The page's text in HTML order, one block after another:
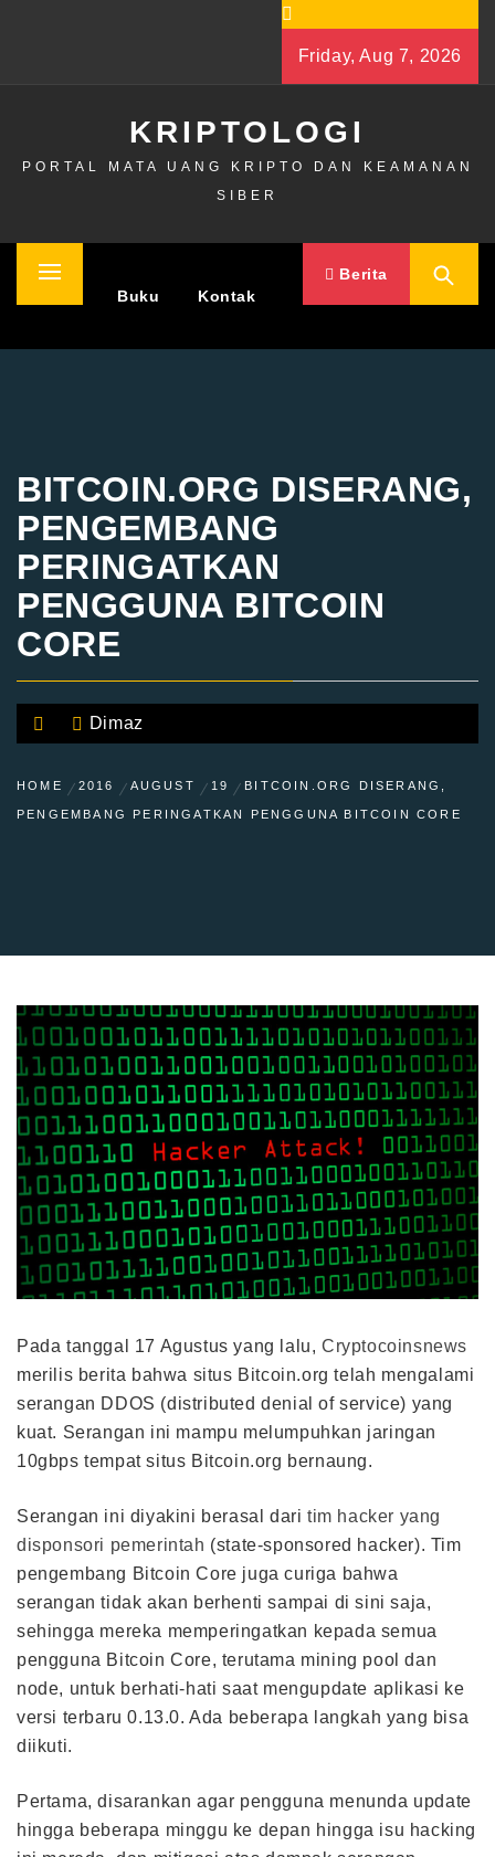
Friday, Aug 7, 2026
KRIPTOLOGI
PORTAL MATA UANG KRIPTO DAN KEAMANAN
SIBER
Primary
Buku Kontak
Berita
BITCOIN.ORG DISERANG,
PENGEMBANG
PERINGATKAN
PENGGUNA BITCOIN
CORE
Dimaz
HOME 2016 AUGUST 19 BITCOIN.ORG DISERANG,
PENGEMBANG PERINGATKAN PENGGUNA BITCOIN CORE
Pada tanggal 17 Agustus yang lalu,Cryptocoinsnews
merilis berita bahwa situs Bitcoin.org telah mengalami
serangan DDOS (distributed denial of service) yang
kuat. Serangan ini mampu melumpuhkan jaringan
10gbps tempat situs Bitcoin.org bernaung.
Serangan ini diyakini berasal daritim hacker yang
disponsori pemerintah (state-sponsored hacker). Tim
pengembang Bitcoin Core juga curiga bahwa
serangan tidak akan berhenti sampai di sini saja,
sehingga mereka memperingatkan kepada semua
pengguna Bitcoin Core, terutama mining pool dan
node, untuk berhati-hati saat mengupdate aplikasi ke
versi terbaru 0.13.0. Ada beberapa langkah yang bisa
diikuti.
Pertama, disarankan agar pengguna menunda update
hingga beberapa minggu ke depan hingga isu hacking